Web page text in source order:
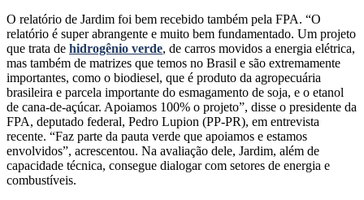
O relatório de Jardim foi bem recebido também pela FPA. “O
relatório é super abrangente e muito bem fundamentado. Um projeto
que trata de hidrogênio verde, de carros movidos a energia elétrica,
mas também de matrizes que temos no Brasil e são extremamente
importantes, como o biodiesel, que é produto da agropecuária
brasileira e parcela importante do esmagamento de soja, e o etanol
de cana-de-açúcar. Apoiamos 100% o projeto”, disse o presidente da
FPA, deputado federal, Pedro Lupion (PP-PR), em entrevista
recente. “Faz parte da pauta verde que apoiamos e estamos
envolvidos”, acrescentou. Na avaliação dele, Jardim, além de
capacidade técnica, consegue dialogar com setores de energia e
combustíveis.